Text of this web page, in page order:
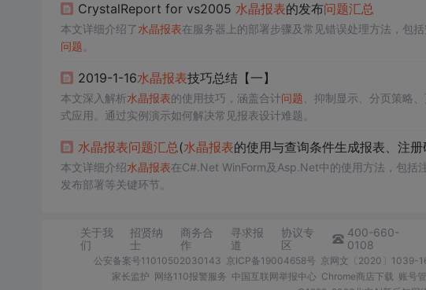
CrystalReport for vs2005 水晶报表的发布问题汇总
本文详细介绍了水晶报表在服务器上的部署步骤及常见错误处理方法，包
问题
2019-1-16水晶报表技巧总结【一】
本文深入解析水晶报表的使用技巧，涵盖合计问题 、抑制显示、分页策略
式应用。通过实例演示如何解决常见报表设计难题。
水晶报表问题汇总(水晶报表的使用与查询条件生成报表、注
本文详细介绍水晶报表在C#.Net WinForm及Asp.Net中的使用方法，包括
发布部署等关键环节。
关于我
们
招贤纳
士
商务合
作
寻求报
道
协议专
区
400-660-
0108
公安备案号11010502030143 京ICP备19004658号 京网文〔2020〕1039-
家长监护 网络110报警服务 中国互联网举报中心 Chrome商店下载 账号